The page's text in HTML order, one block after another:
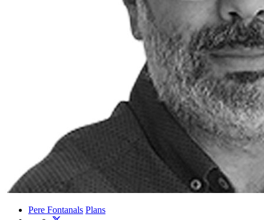
Pere Fontanals Plans